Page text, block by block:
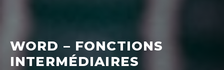
WORD – FONCTIONS
INTERMÉDIAIRES